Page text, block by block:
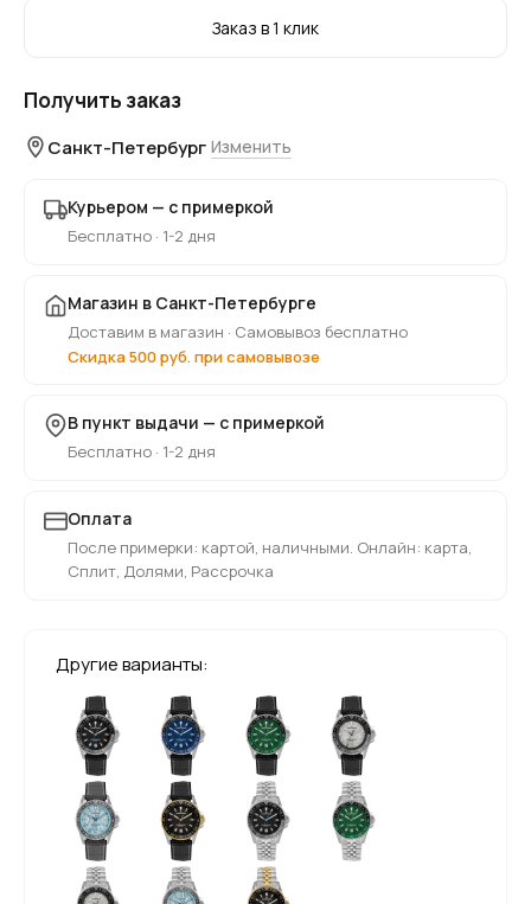
Заказ в 1 клик
Получить заказ
Санкт-Петербург Изменить
Курьером — с примеркой
Бесплатно · 1-2 дня
Магазин в Санкт-Петербурге
Доставим в магазин · Самовывоз бесплатно
Скидка 500 руб. при самовывозе
В пункт выдачи — с примеркой
Бесплатно · 1-2 дня
Оплата
После примерки: картой, наличными. Онлайн: карта,
Сплит, Долями, Рассрочка
Другие варианты: